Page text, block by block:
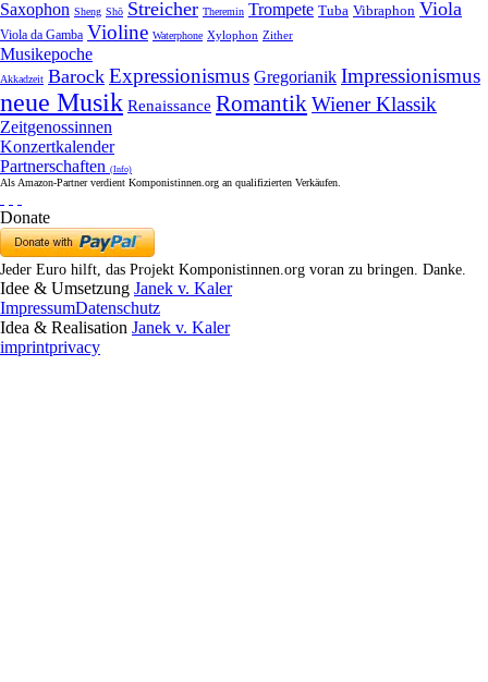
Saxophon Sheng Shō Streicher Theremin Trompete Tuba Vibraphon Viola
Viola da Gamba Violine Waterphone Xylophon Zither
Musikepoche
Akkadzeit Barock Expressionismus Gregorianik Impressionismus
neue Musik Renaissance RomantikWiener Klassik
Zeitgenossinnen
Konzertkalender
Partnerschaften (Info)
Als Amazon-Partner verdient Komponistinnen.org an qualifizierten Verkäufen.
Donate
Jeder Euro hilft, das Projekt Komponistinnen.org voran zu bringen. Danke.
Idee & Umsetzung Janek v. Kaler
ImpressumDatenschutz
Idea & Realisation Janek v. Kaler
imprintprivacy